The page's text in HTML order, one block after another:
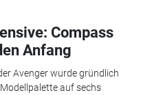
Compass
Anfang
Avenger wurde gründlich
auf sechs